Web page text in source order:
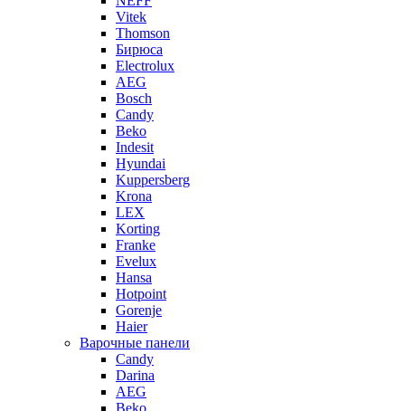
Vitek
Thomson
Бирюса
Electrolux
AEG
Bosch
Candy
Beko
Indesit
Hyundai
Kuppersberg
Krona
LEX
Korting
Franke
Evelux
Hansa
Hotpoint
Gorenje
Haier
Варочные панели
Candy
Darina
AEG